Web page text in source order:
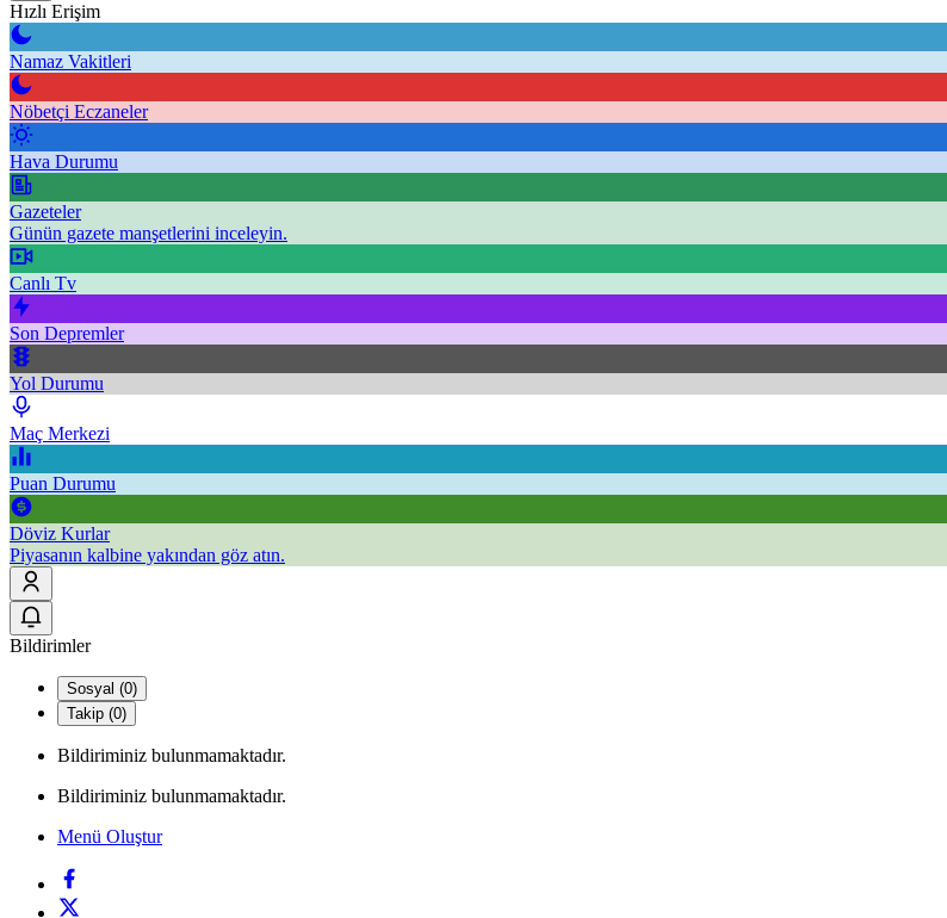
Hızlı Erişim
Namaz Vakitleri
Nöbetçi Eczaneler
Hava Durumu
Gazeteler
Günün gazete manşetlerini inceleyin.
Canlı Tv
Son Depremler
Yol Durumu
Maç Merkezi
Puan Durumu
Döviz Kurlar
Piyasanın kalbine yakından göz atın.
Bildirimler
Sosyal (0)
Takip (0)
Bildiriminiz bulunmamaktadır.
Bildiriminiz bulunmamaktadır.
Menü Oluştur